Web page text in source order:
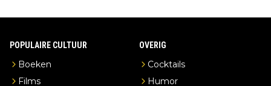
POPULAIRE CULTUUR
Boeken
Films
OVERIG
Cocktails
Humor